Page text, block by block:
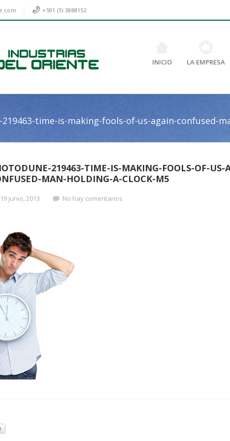
+591 (3) 3888152
INICIO LA EMPRESA
time-is-making-fools-of-us-again-confused-
219463-TIME-IS-MAKING-FOOLS-OF-US-
MAN-HOLDING-A-CLOCK-M5
19 junio, 2013 No hay comentarios